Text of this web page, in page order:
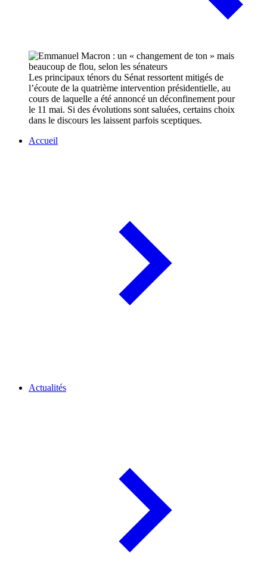
Les principaux ténors du Sénat ressortent mitigés de
l’écoute de la quatrième intervention présidentielle, au
cours de laquelle a été annoncé un déconfinement pour
le 11 mai. Si des évolutions sont saluées, certains choix
dans le discours les laissent parfois sceptiques.
Accueil
Actualités